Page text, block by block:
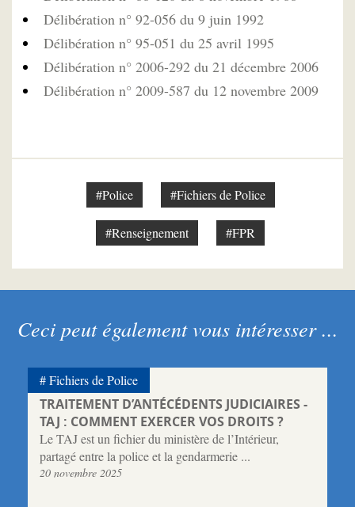
Délibération n° 92-056 du 9 juin 1992
Délibération n° 95-051 du 25 avril 1995
Délibération n° 2006-292 du 21 décembre 2006
Délibération n° 2009-587 du 12 novembre 2009
#Police #Fichiers de Police
#Renseignement #FPR
Ceci peut également vous intéresser ...
TRAITEMENT D’ANTÉCÉDENTS JUDICIAIRES -
TAJ : COMMENT EXERCER VOS DROITS ?
Le TAJ est un fichier du ministère de l’Intérieur,
partagé entre la police et la gendarmerie ...
20 novembre 2025
Fichiers de Police